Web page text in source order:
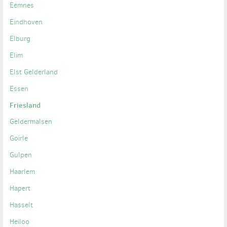
Eemnes
Eindhoven
Elburg
Elim
Elst Gelderland
Essen
Friesland
Geldermalsen
Goirle
Gulpen
Haarlem
Hapert
Hasselt
Heiloo